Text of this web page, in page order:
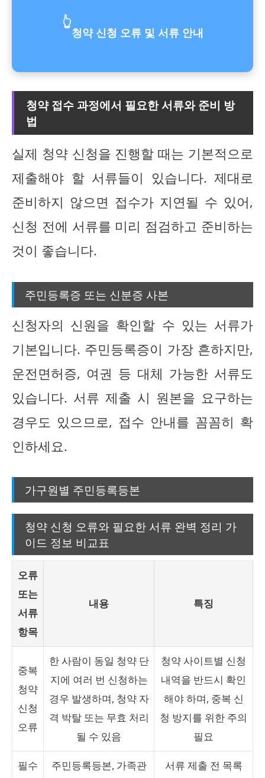
👆
청약 신청 오류 및 서류 안내
청약 접수 과정에서 필요한 서류와 준비 방
법
실제 청약 신청을 진행할 때는 기본적으로
제출해야 할 서류들이 있습니다. 제대로
준비하지 않으면 접수가 지연될 수 있어,
신청 전에 서류를 미리 점검하고 준비하는
것이 좋습니다.
주민등록증 또는 신분증 사본
신청자의 신원을 확인할 수 있는 서류가
기본입니다. 주민등록증이 가장 흔하지만,
운전면허증, 여권 등 대체 가능한 서류도
있습니다. 서류 제출 시 원본을 요구하는
경우도 있으므로, 접수 안내를 꼼꼼히 확
인하세요.
가구원별 주민등록등본
청약 신청 오류와 필요한 서류 완벽 정리 가
이드 정보 비교표
오류
또는
서류
항목
내용 특징
중복
청약
신청
오류
한 사람이 동일 청약 단
지에 여러 번 신청하는
경우 발생하며, 청약 자
격 박탈 또는 무효 처리
될 수 있음
청약 사이트별 신청
내역을 반드시 확인
해야 하며, 중복 신
청 방지를 위한 주의
필요
필수
주민등록등본, 가족관
서류 제출 전 목록